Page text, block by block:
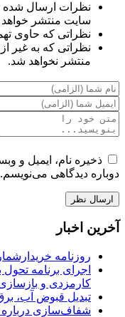
نظرات ارسال شده
سایت منتشر
نظراتی که حاوی
نظراتی که به غیر
منتشر نخواهد شد.
ذخیره نام، ایمیل و
دوباره دیدگاهی می‌نویسم.
آخرین اخبار
روزنامه
اجرای برنامه تحول
کارمزدی و
تبدیل قبوض آب،
شفاف‌سازی درباره